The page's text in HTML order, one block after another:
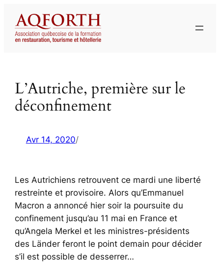
contenu
L’Autriche, première sur le
déconfinement
Avr 14, 2020/
Les Autrichiens retrouvent ce mardi une liberté
restreinte et provisoire. Alors qu’Emmanuel
Macron a annoncé hier soir la poursuite du
confinement jusqu’au 11 mai en France et
qu’Angela Merkel et les ministres-présidents
des Länder feront le point demain pour décider
s’il est possible de desserrer…